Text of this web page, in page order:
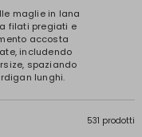
maglie in lana
filati pregiati e
accosta
includendo
spaziando
lunghi.
531 prodotti